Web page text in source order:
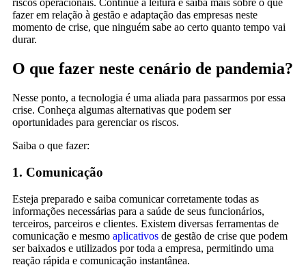
riscos operacionais. Continue a leitura e saiba mais sobre o que
fazer em relação à gestão e adaptação das empresas neste
momento de crise, que ninguém sabe ao certo quanto tempo vai
durar.
O que fazer neste cenário de pandemia?
Nesse ponto, a tecnologia é uma aliada para passarmos por essa
crise. Conheça algumas alternativas que podem ser
oportunidades para gerenciar os riscos.
Saiba o que fazer:
1. Comunicação
Esteja preparado e saiba comunicar corretamente todas as
informações necessárias para a saúde de seus funcionários,
terceiros, parceiros e clientes. Existem diversas ferramentas de
comunicação e mesmo aplicativos de gestão de crise que podem
ser baixados e utilizados por toda a empresa, permitindo uma
reação rápida e comunicação instantânea.